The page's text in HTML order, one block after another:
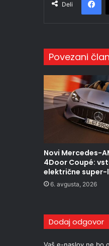
Deli
Povezani
Novi Mercedes-
4Door Coupé:
električne super-
6. avgusta, 2026
Dodaj odgovor
Vaš e-naslov ne bo